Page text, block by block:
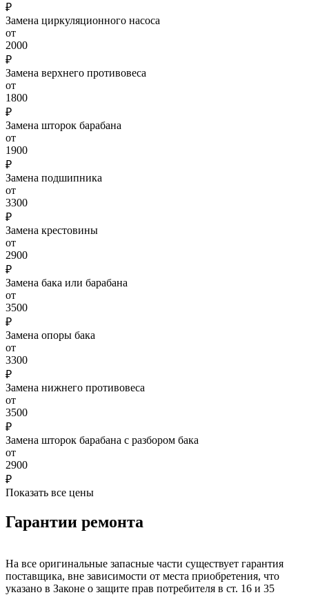
₽
Замена циркуляционного насоса
от
2000
₽
Замена верхнего противовеса
от
1800
₽
Замена шторок барабана
от
1900
₽
Замена подшипника
от
3300
₽
Замена крестовины
от
2900
₽
Замена бака или барабана
от
3500
₽
Замена опоры бака
от
3300
₽
Замена нижнего противовеса
от
3500
₽
Замена шторок барабана с разбором бака
от
2900
₽
Показать все цены
Гарантии ремонта
На все оригинальные запасные части существует гарантия
поставщика, вне зависимости от места приобретения, что
указано в Законе о защите прав потребителя в ст. 16 и 35